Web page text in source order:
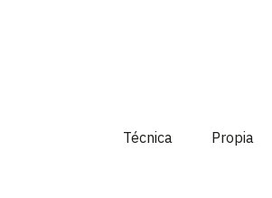
Técnica
Propia